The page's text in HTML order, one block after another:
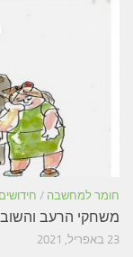
חומר למחשבה /
משחקי הרעב
23 באפריל, 2021